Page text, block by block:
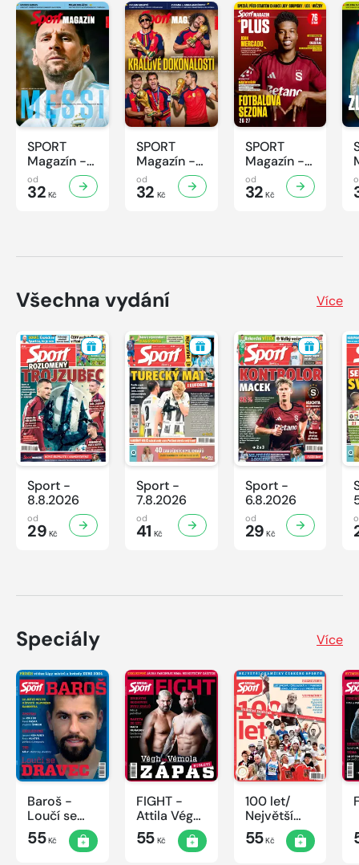
SPORT
Magazín -
32/2026
od
32 Kč
SPORT
Magazín -
31/2026
od
32 Kč
SPORT
Magazín -
30/2026
od
32 Kč
Všechna vydání Více
Sport -
8.8.2026
od
29 Kč
Sport -
7.8.2026
od
41 Kč
Sport -
6.8.2026
od
29 Kč
Speciály Více
Baroš -
Loučí se
dravec
55Kč
FIGHT -
Attila Végh
vs. Karlos
Vémola
55Kč
100 let/
Největší
okamžiky
českého
55Kč